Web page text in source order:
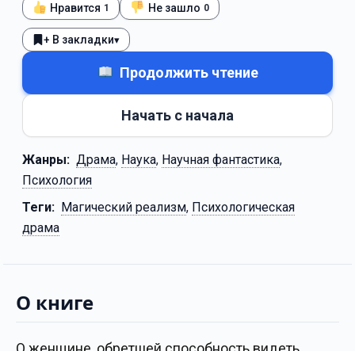
Нравится 1 Не зашло 0
+ В закладки▾
Продолжить чтение
Начать с начала
Жанры: Драма, Наука, Научная фантастика,
Психология
Теги: Магический реализм, Психологическая
драма
О книге